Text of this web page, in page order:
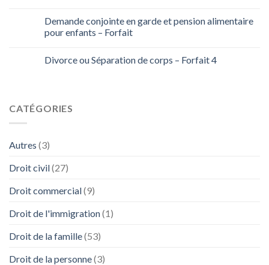
Demande conjointe en garde et pension alimentaire
pour enfants – Forfait
Divorce ou Séparation de corps – Forfait 4
CATÉGORIES
Autres (3)
Droit civil(27)
Droit commercial(9)
Droit de l'immigration(1)
Droit de la famille(53)
Droit de la personne(3)